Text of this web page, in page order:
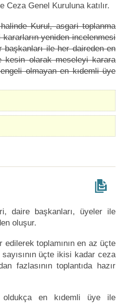
Ceza Genel Kuruluna katılır.
Kurul, asgari toplanma
yeniden incelenmesi
ile her daireden en
kesin olarak meseleyi karara
olmayan en kıdemli üye
daire başkanları, üyeler ile
oluşur.
toplamının en az üçte
üçte ikisi kadar ceza
fazlasının toplantıda hazır
oldukça en kıdemli üye ile